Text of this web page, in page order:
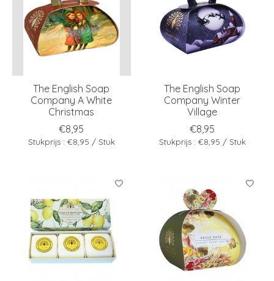
The English Soap
Company A White
Christmas
€8,95
Stukprijs : €8,95 / Stuk
The English Soap
Company Winter
Village
€8,95
Stukprijs : €8,95 / Stuk